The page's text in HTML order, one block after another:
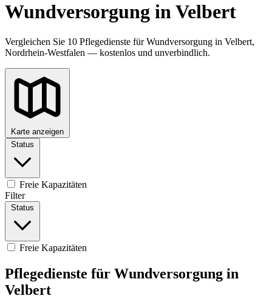
Wundversorgung in Velbert
Vergleichen Sie 10 Pflegedienste für Wundversorgung in Velbert,
Nordrhein-Westfalen — kostenlos und unverbindlich.
Karte anzeigen
Status
Freie Kapazitäten
Filter
Status
Freie Kapazitäten
Pflegedienste für Wundversorgung in
Velbert